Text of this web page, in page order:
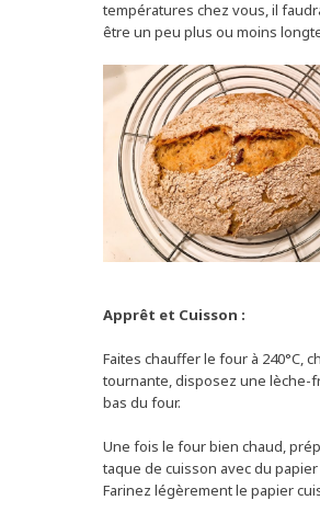
températures chez vous, il
être un peu plus ou moins
Apprêt et Cuisson :
Faites chauffer le four à 240°C,
tournante, disposez une lèche-
bas du four.
Une fois le four bien chaud,
taque de cuisson avec du
Farinez légèrement le papier